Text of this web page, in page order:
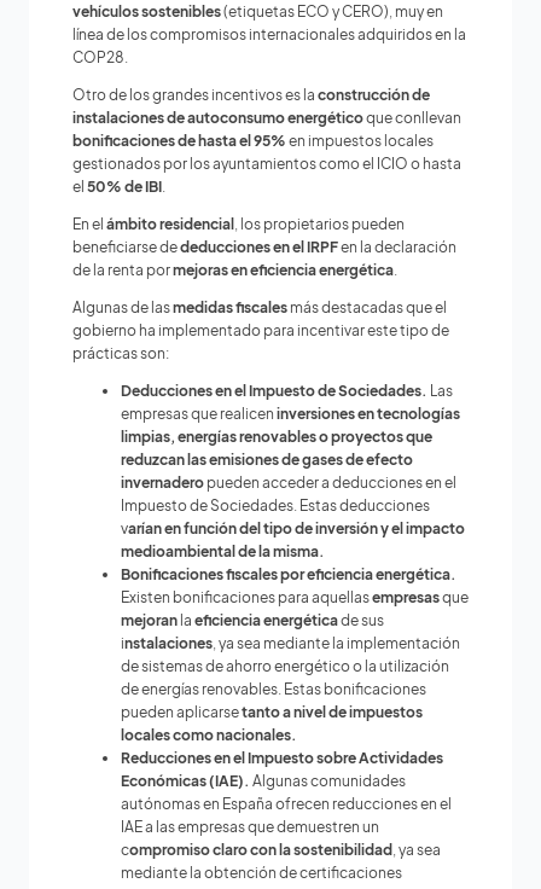
vehículos sostenibles(etiquetas ECO y CERO), muy en
línea de los compromisos internacionales adquiridos en la
COP28.
Otro de los grandes incentivos es la construcción de
instalaciones de autoconsumo energéticoque conllevan
bonificaciones de hasta el 95% en impuestos locales
gestionados por los ayuntamientos como el ICIO o hasta
el 50% de IBI.
En el ámbito residencial
, los propietarios pueden
beneficiarse dededucciones en el IRPFen la declaración
de la renta pormejoras en eficiencia energética.
Algunas de lasmedidas fiscales más destacadas que el
gobierno ha implementado para incentivar este tipo de
prácticas son:
Deducciones en el Impuesto de Sociedades.
Las
empresas que realicen inversiones en tecnologías
limpias, energías renovables o proyectos que
reduzcan las emisiones de gases de efecto
invernadero pueden acceder a deducciones en el
Impuesto de Sociedades. Estas deducciones
varían en función del tipo de inversión y el impacto
medioambiental de la misma.
Bonificaciones fiscales por eficiencia energética.
Existen bonificaciones para aquellasempresasque
mejoran la eficiencia energéticade sus
instalaciones, ya sea mediante la implementación
de sistemas de ahorro energético o la utilización
de energías renovables. Estas bonificaciones
pueden aplicarsetanto a nivel de impuestos
locales como nacionales.
Reducciones en el Impuesto sobre Actividades
Económicas (IAE). Algunas comunidades
autónomas en España ofrecen reducciones en el
IAE a las empresas que demuestren un
compromiso claro con la sostenibilidad , ya sea
mediante la obtención de certificaciones